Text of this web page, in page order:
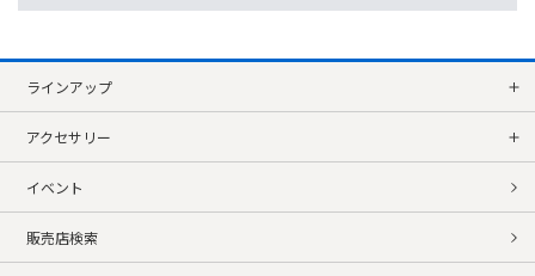
ラインアップ
アクセサリー
イベント
販売店検索